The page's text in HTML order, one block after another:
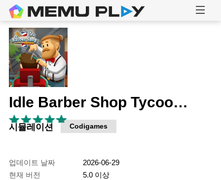
Idle Barber Shop Tycoon - 경영 게임
시뮬레이션 Codigames
업데이트 날짜
2026-06-29
현재 버전
5.0 이상